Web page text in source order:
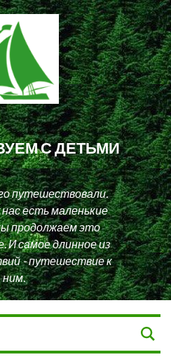
С ДЕТЬМИ
путешествовали.
нас есть маленькие
продолжаем это
И самое длинное из
- путешествие к
ним.